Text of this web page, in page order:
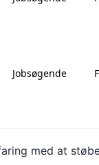
Jobsøgende